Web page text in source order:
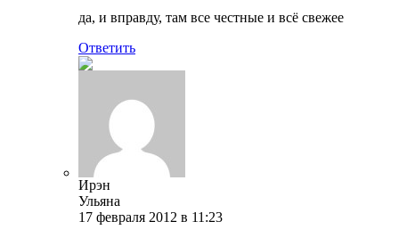
да, и вправду, там все честные и всё свежее
Ответить
Ирэн
Ульяна
17 февраля 2012 в 11:23